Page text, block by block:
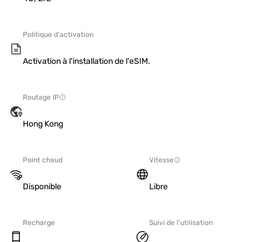
Politique d'activation
Activation à l'installation de l'eSIM.
Routage IP
Hong Kong
Point chaud
Disponible
Vitesse
Libre
Recharge Suivi de l'utilisation